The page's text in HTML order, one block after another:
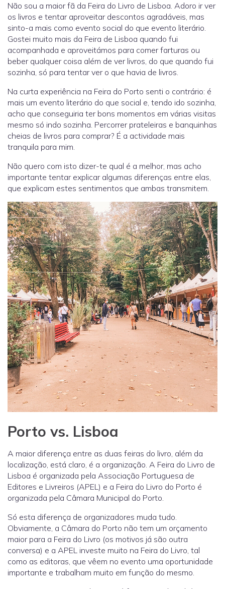
Não sou a maior fã da Feira do Livro de Lisboa. Adoro ir ver
os livros e tentar aproveitar descontos agradáveis, mas
sinto-a mais como evento social do que evento literário.
Gostei muito mais da Feira de Lisboa quando fui
acompanhada e aproveitámos para comer farturas ou
beber qualquer coisa além de ver livros, do que quando fui
sozinha, só para tentar ver o que havia de livros.
Na curta experiência na Feira do Porto senti o contrário: é
mais um evento literário do que social e, tendo ido sozinha,
acho que conseguiria ter bons momentos em várias visitas
mesmo só indo sozinha. Percorrer prateleiras e banquinhas
cheias de livros para comprar? É a actividade mais
tranquila para mim.
Não quero com isto dizer-te qual é a melhor, mas acho
importante tentar explicar algumas diferenças entre elas,
que explicam estes sentimentos que ambas transmitem.
Porto vs. Lisboa
A maior diferença entre as duas feiras do livro, além da
localização, está claro, é a organização. A Feira do Livro de
Lisboa é organizada pela Associação Portuguesa de
Editores e Livreiros (APEL) e a Feira do Livro do Porto é
organizada pela Câmara Municipal do Porto.
Só esta diferença de organizadores muda tudo.
Obviamente, a Câmara do Porto não tem um orçamento
maior para a Feira do Livro (os motivos já são outra
conversa) e a APEL investe muito na Feira do Livro, tal
como as editoras, que vêem no evento uma oportunidade
importante e trabalham muito em função do mesmo.